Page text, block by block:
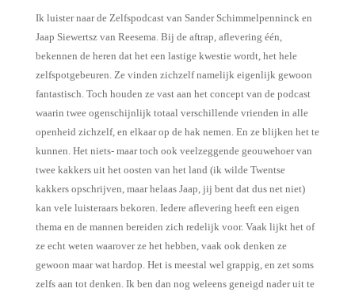
Ik luister naar de Zelfspodcast van Sander Schimmelpenninck en
Jaap Siewertsz van Reesema. Bij de aftrap, aflevering één,
bekennen de heren dat het een lastige kwestie wordt, het hele
zelfspotgebeuren. Ze vinden zichzelf namelijk eigenlijk gewoon
fantastisch. Toch houden ze vast aan het concept van de podcast
waarin twee ogenschijnlijk totaal verschillende vrienden in alle
openheid zichzelf, en elkaar op de hak nemen. En ze blijken het te
kunnen. Het niets- maar toch ook veelzeggende geouwehoer van
twee kakkers uit het oosten van het land (ik wilde Twentse
kakkers opschrijven, maar helaas Jaap, jij bent dat dus net niet)
kan vele luisteraars bekoren. Iedere aflevering heeft een eigen
thema en de mannen bereiden zich redelijk voor. Vaak lijkt het of
ze echt weten waarover ze het hebben, vaak ook denken ze
gewoon maar wat hardop. Het is meestal wel grappig, en zet soms
zelfs aan tot denken. Ik ben dan nog weleens geneigd nader uit te